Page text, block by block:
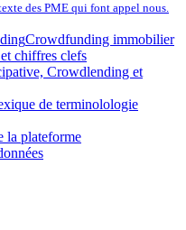
des PME qui font appel nous.
Crowdfunding immobilier
chiffres clefs
Crowdlending et
de terminolologie
la plateforme